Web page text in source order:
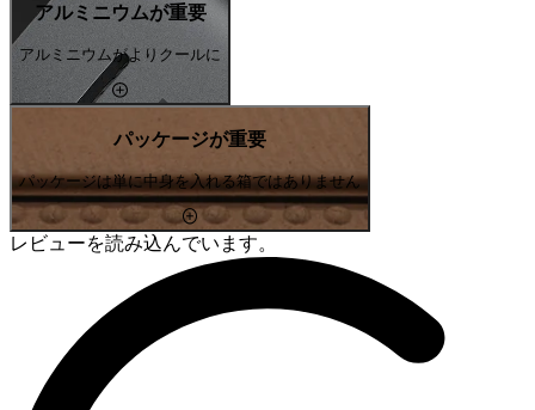
アルミニウムが重要
アルミニウムがよりクールに
パッケージが重要
パッケージは単に中身を入れる箱ではありません
レビューを読み込んでいます。